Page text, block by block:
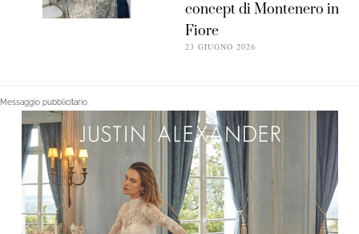
concept di Montenero in
Fiore
23 GIUGNO 2026
Messaggio pubblicitario